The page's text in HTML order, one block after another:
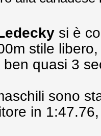
si è
stile
ben quasi 3
sono
in